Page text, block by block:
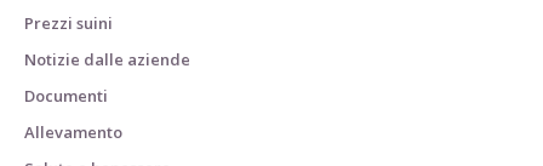
Prezzi suini
Notizie dalle aziende
Documenti
Allevamento